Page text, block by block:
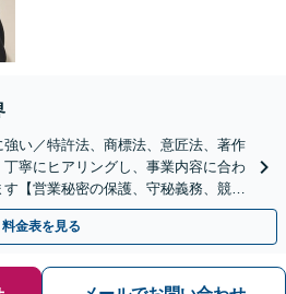
強い／特許法、商標法、意匠法、著作
寧にヒアリングし、事業内容に合わ
【営業秘密の保護、守秘義務、競業
・夜間相談可】
料金表を見る